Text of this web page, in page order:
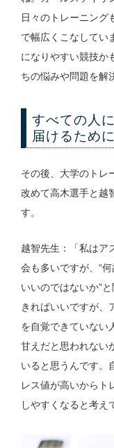
日々のトレーニング
で幅広くこなしてい
になりやすい競技か
ちの悩みや問題を解
すべての人
届けるために
その後、大学のトレ
改めて高木選手と越
す。
越智先生：「私はア
会も多いですが、“
いいのではないか”
きればいいですが、
を自覚できていない
甘えだと思われない
いると思うんです。
レス値が高いからト
しやすくなると考え